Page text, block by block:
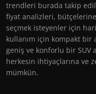
trendleri burada takip
fiyat analizleri,
seçmek isteyenler için
kullanım için kompakt
geniş ve konforlu bir SUV
herkesin ihtiyaçlarına ve
mümkün.